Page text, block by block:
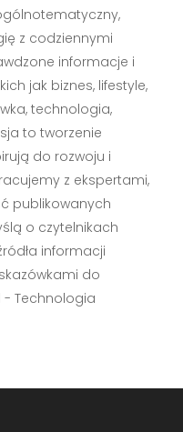
z codziennymi
informacje i
jak biznes, lifestyle,
technologia,
to tworzenie
do rozwoju i
z ekspertami,
publikowanych
o czytelnikach
informacji
do
- Technologia